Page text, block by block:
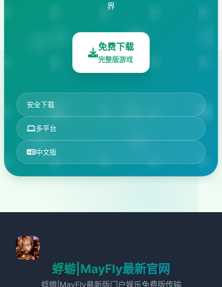
界
免费下载
完整版游戏
安全下载
多平台
中文版
蜉蝣|MayFly最新官网
蜉蝣|MayFly最新版门户娱乐免费版传输